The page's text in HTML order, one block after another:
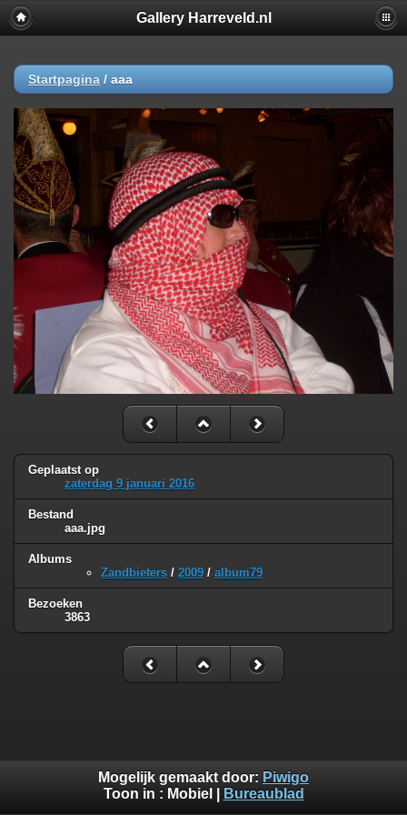
Gallery Harreveld.nl
Startpagina / aaa
Geplaatst op
zaterdag 9 januari 2016
Bestand
aaa.jpg
Albums
Zandbieters / 2009 / album79
Bezoeken
3863
Mogelijk gemaakt door: Piwigo
Toon in : Mobiel Bureaublad